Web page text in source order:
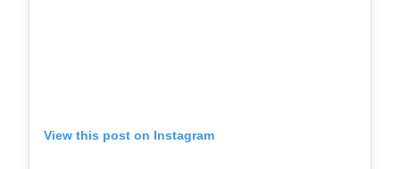
View this post on Instagram